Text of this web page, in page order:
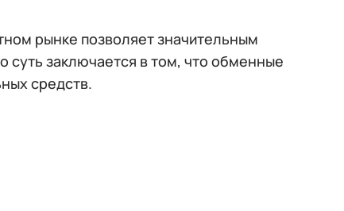
рынке позволяет значительным
суть заключается в том, что обменные
средств.